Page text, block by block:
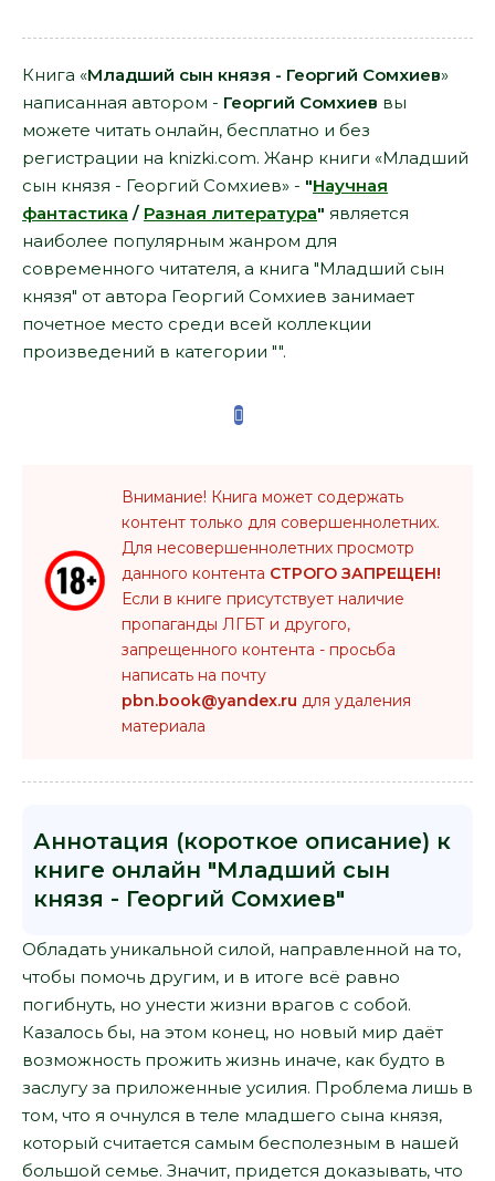
Книга «Младший сын князя - Георгий Сомхиев»
написанная автором - Георгий Сомхиев вы
можете читать онлайн, бесплатно и без
регистрации на knizki.com. Жанр книги «Младший
сын князя - Георгий Сомхиев» - "Научная
фантастика / Разная литература" является
наиболее популярным жанром для
современного читателя, а книга "Младший сын
князя" от автора Георгий Сомхиев занимает
почетное место среди всей коллекции
произведений в категории "".
Внимание! Книга может содержать
контент только для совершеннолетних.
Для несовершеннолетних просмотр
данного контента СТРОГО ЗАПРЕЩЕН!
Если в книге присутствует наличие
пропаганды ЛГБТ и другого,
запрещенного контента - просьба
написать на почту
pbn.book@yandex.ru для удаления
материала
Аннотация (короткое описание) к
книге онлайн "Младший сын
князя - Георгий Сомхиев"
Обладать уникальной силой, направленной на то,
чтобы помочь другим, и в итоге всё равно
погибнуть, но унести жизни врагов с собой.
Казалось бы, на этом конец, но новый мир даёт
возможность прожить жизнь иначе, как будто в
заслугу за приложенные усилия. Проблема лишь в
том, что я очнулся в теле младшего сына князя,
который считается самым бесполезным в нашей
большой семье. Значит, придется доказывать, что